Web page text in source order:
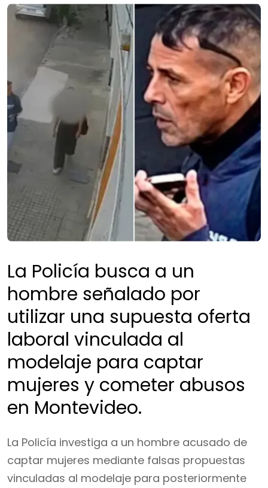
La Policía busca a un
hombre señalado por
utilizar una supuesta oferta
laboral vinculada al
modelaje para captar
mujeres y cometer abusos
en Montevideo.
La Policía investiga a un hombre acusado de
captar mujeres mediante falsas propuestas
vinculadas al modelaje para posteriormente